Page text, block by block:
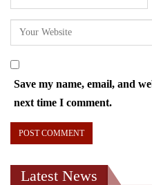
Save my name, email, and
next time I comment.
Latest News